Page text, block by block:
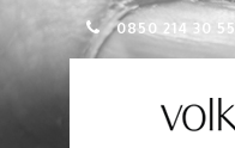
0850 214 30 55